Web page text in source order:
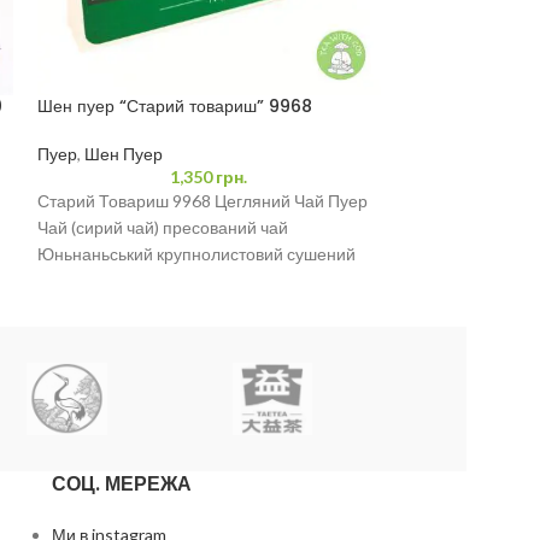
Шен пуер “Старий товариш” 9968
Пуер, Шен Пуер
1,350грн.
Старий Товариш 9968 Цегляний Чай Пуер
Чай (сирий чай) пресований чай
Юньнаньський крупнолистовий сушений
відповідних умовах зберігання.
Адреса виробництва: Офіс Хайвань, місто
Люцзе, місто Аннін, місто Куньмін, провінція
Юньнань
СОЦ. МЕРЕЖА
Ми в instagram